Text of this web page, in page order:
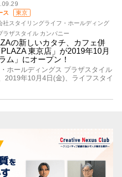
ス
東京
社スタイリングライフ・ホールディング
ザスタイル カンパニー
の新しいカタチ、カフェ併
東京店」が2019年10月
ム」にオープン！
ホールディングス プラザスタイル
2019年10月4日(金)、ライフスタイ